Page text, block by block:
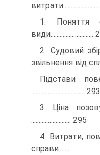
1. Поняття
види............................
2. Судовий
звільнення від
Підстави
................................... 293
3. Ціна
.......................... 295
4. Витрати,
справи.......